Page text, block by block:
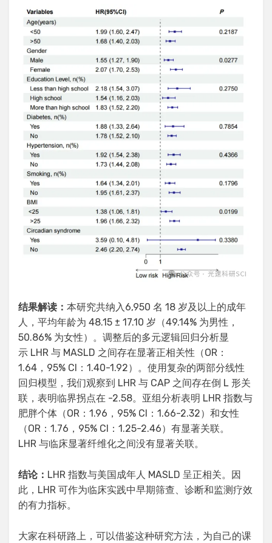
结果解读 ： 本研究共纳入6,950 名 18 岁及以上的成年
人，平均年龄为 48.15 ± 17.10 岁（49.14% 为男性，
50.86% 为女性）。调整后的多元逻辑回归分析显
示 LHR 与 MASLD 之间存在显著正相关性（OR：
1.64，95% CI：1.40-1.92）。使用复杂的两部分线性
回归模型，我们观察到 LHR 与 CAP 之间存在倒 L 形关
联，表明临界拐点在 -2.58。亚组分析表明 LHR 指数与
肥胖个体（OR：1.96，95% CI：1.66-2.32）和女性
（OR：1.76，95% CI：1.25-2.46）有显著关联。
LHR 与临床显著纤维化之间没有显著关联。
结论： LHR 指数与美国成年人 MASLD 呈正相关。因
此，LHR 可作为临床实践中早期筛查、诊断和监测疗效
的有力指标。
大家在科研路上，可以借鉴这种研究方法，为自己的课